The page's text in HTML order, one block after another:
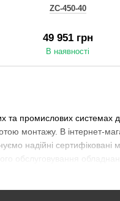
та промислових системах
монтажу. В інтернет-
надійні сертифіковані
обслуговування
ZC-450-40
49 951 грн
В наявності